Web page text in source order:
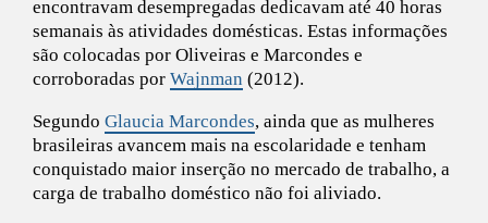
encontravam desempregadas dedicavam até 40 horas
semanais às atividades domésticas. Estas informações
são colocadas por Oliveiras e Marcondes e
corroboradas porWajnman (2012).
SegundoGlaucia Marcondes, ainda que as mulheres
brasileiras avancem mais na escolaridade e tenham
conquistado maior inserção no mercado de trabalho, a
carga de trabalho doméstico não foi aliviado.